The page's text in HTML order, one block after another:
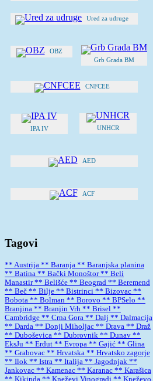
Ured za udruge
OBZ
Grb Grada BM
CNFCEE
IPA IV UNHCR
AED
ACF
Tagovi
** Austrija ** Baranja ** Baranjska planina
** Batina ** Bački Monoštor** Beli
Manastir** Belišće ** Beograd ** Beremend
** Beč ** Bilje ** Bistrinci ** Bizovac **
Bobota ** Bolman ** Borovo ** BPSelo **
Branjina ** Branjin Vrh ** Brisel **
Cambridge ** Crna Gora ** Dalj ** Dalmacija
** Darda ** Donji Miholjac ** Drava ** Draž
** Duboševica ** Dubrovnik ** Dunav **
EksJu ** Erdut ** Evropa ** Gajić ** Glina
** Grabovac ** Hrvatska ** Hrvatsko zagorje
** Ilok ** Istra ** Italija ** Jagodnjak **
Jankovac ** Kamenac ** Karanac ** Karašica
** Kikinda ** Kneževi Vinogradi ** Kneževo